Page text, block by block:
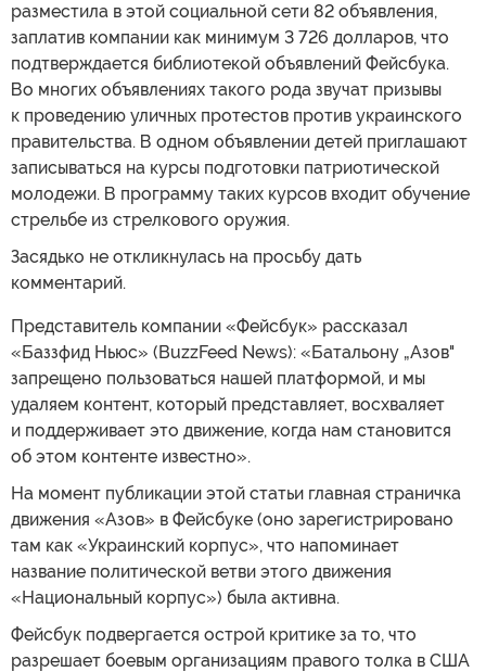
разместила в этой социальной сети 82 объявления,
заплатив компании как минимум 3 726 долларов, что
подтверждается библиотекой объявлений Фейсбука.
Во многих объявлениях такого рода звучат призывы
к проведению уличных протестов против украинского
правительства. В одном объявлении детей приглашают
записываться на курсы подготовки патриотической
молодежи. В программу таких курсов входит обучение
стрельбе из стрелкового оружия.
Засядько не откликнулась на просьбу дать
комментарий.
Представитель компании «Фейсбук» рассказал
«Баззфид Ньюс» (BuzzFeed News): «Батальону „Азов"
запрещено пользоваться нашей платформой, и мы
удаляем контент, который представляет, восхваляет
и поддерживает это движение, когда нам становится
об этом контенте известно».
На момент публикации этой статьи главная страничка
движения «Азов» в Фейсбуке (оно зарегистрировано
там как «Украинский корпус», что напоминает
название политической ветви этого движения
«Национальный корпус») была активна.
Фейсбук подвергается острой критике за то, что
разрешает боевым организациям правого толка в США